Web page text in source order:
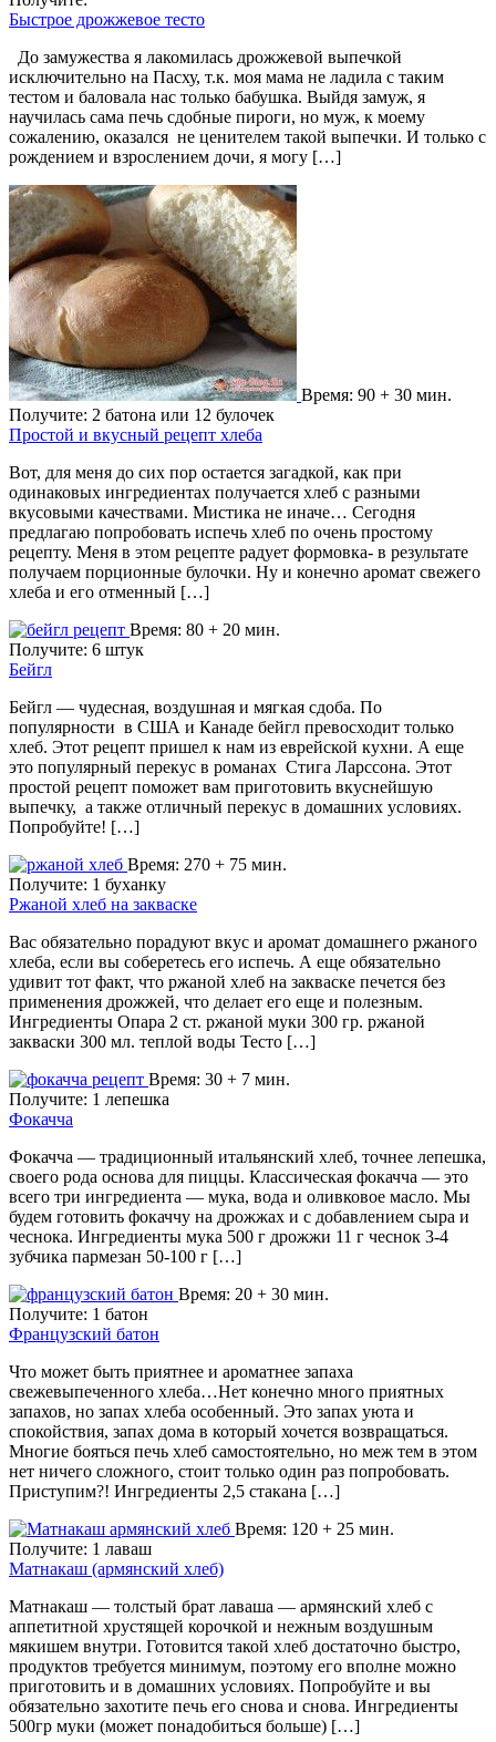
Быстрое дрожжевое тесто
До замужества я лакомилась дрожжевой выпечкой
исключительно на Пасху, т.к. моя мама не ладила с таким
тестом и баловала нас только бабушка. Выйдя замуж, я
научилась сама печь сдобные пироги, но муж, к моему
сожалению, оказался не ценителем такой выпечки. И только с
рождением и взрослением дочи, я могу […]
Время: 90 + 30 мин.
Получите: 2 батона или 12 булочек
Простой и вкусный рецепт хлеба
Вот, для меня до сих пор остается загадкой, как при
одинаковых ингредиентах получается хлеб с разными
вкусовыми качествами. Мистика не иначе… Сегодня
предлагаю попробовать испечь хлеб по очень простому
рецепту. Меня в этом рецепте радует формовка- в результате
получаем порционные булочки. Ну и конечно аромат свежего
хлеба и его отменный […]
Время: 80 + 20 мин.
Получите: 6 штук
Бейгл
Бейгл — чудесная, воздушная и мягкая сдоба. По
популярности в США и Канаде бейгл превосходит только
хлеб. Этот рецепт пришел к нам из еврейской кухни. А еще
это популярный перекус в романах Стига Ларссона. Этот
простой рецепт поможет вам приготовить вкуснейшую
выпечку, а также отличный перекус в домашних условиях.
Попробуйте! […]
Время: 270 + 75 мин.
Получите: 1 буханку
Ржаной хлеб на закваске
Вас обязательно порадуют вкус и аромат домашнего ржаного
хлеба, если вы соберетесь его испечь. А еще обязательно
удивит тот факт, что ржаной хлеб на закваске печется без
применения дрожжей, что делает его еще и полезным.
Ингредиенты Опара 2 ст. ржаной муки 300 гр. ржаной
закваски 300 мл. теплой воды Тесто […]
Время: 30 + 7 мин.
Получите: 1 лепешка
Фокачча
Фокачча — традиционный итальянский хлеб, точнее лепешка,
своего рода основа для пиццы. Классическая фокачча — это
всего три ингредиента — мука, вода и оливковое масло. Мы
будем готовить фокаччу на дрожжах и с добавлением сыра и
чеснока. Ингредиенты мука 500 г дрожжи 11 г чеснок 3-4
зубчика пармезан 50-100 г […]
Время: 20 + 30 мин.
Получите: 1 батон
Французский батон
Что может быть приятнее и ароматнее запаха
свежевыпеченного хлеба…Нет конечно много приятных
запахов, но запах хлеба особенный. Это запах уюта и
спокойствия, запах дома в который хочется возвращаться.
Многие бояться печь хлеб самостоятельно, но меж тем в этом
нет ничего сложного, стоит только один раз попробовать.
Приступим?! Ингредиенты 2,5 стакана […]
Время: 120 + 25 мин.
Получите: 1 лаваш
Матнакаш (армянский хлеб)
Матнакаш — толстый брат лаваша — армянский хлеб с
аппетитной хрустящей корочкой и нежным воздушным
мякишем внутри. Готовится такой хлеб достаточно быстро,
продуктов требуется минимум, поэтому его вполне можно
приготовить и в домашних условиях. Попробуйте и вы
обязательно захотите печь его снова и снова. Ингредиенты
500гр муки (может понадобиться больше) […]